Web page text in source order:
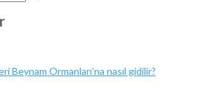
Beynam Ormanları’na nasıl gidilir?